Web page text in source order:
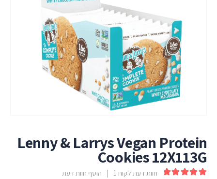
Lenny & Larrys Vegan Protein
Cookies 12X113G
חוות דעת לקוח 1 הוסף חוות דעת